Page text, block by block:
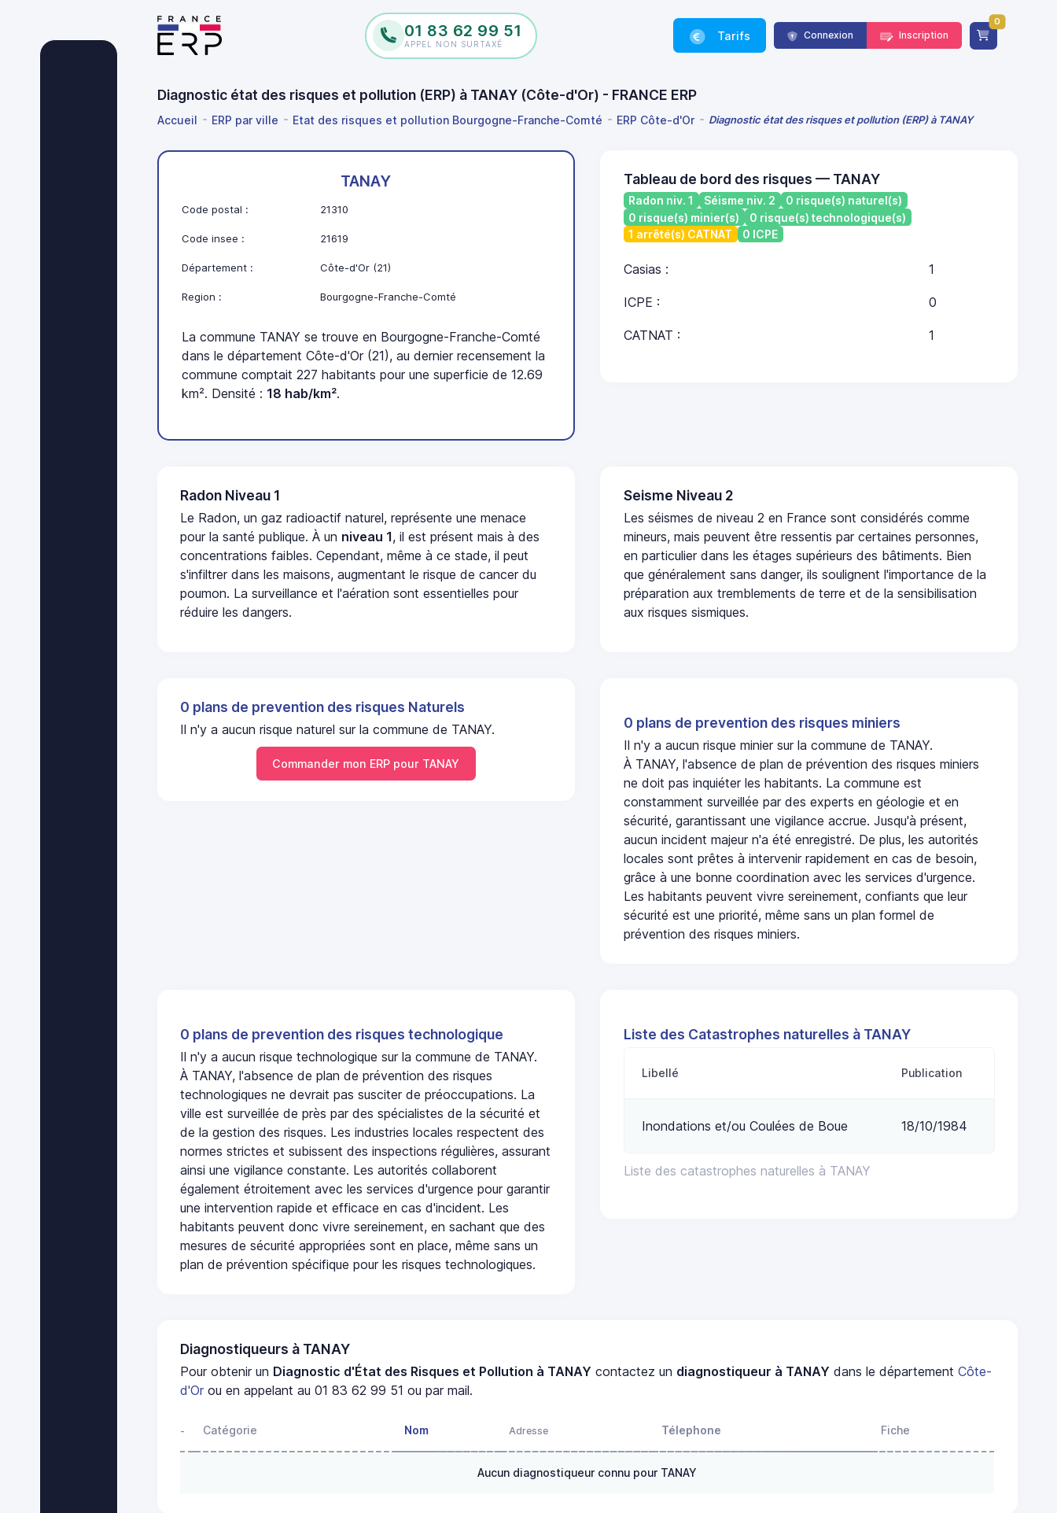
01 83 62 99 51
APPEL NON SURTAXÉ
Tarifs Connexion Inscription
0
Diagnostic état des risques et pollution (ERP) à TANAY (Côte-d'Or) - FRANCE ERP
Accueil ERP par ville Etat des risques et pollution Bourgogne-Franche-Comté ERP Côte-d'Or Diagnostic état des risques et pollution (ERP) à TANAY
TANAY
Code postal : 21310
Code insee : 21619
Département : Côte-d'Or (21)
Region : Bourgogne-Franche-Comté
La commune TANAY se trouve en Bourgogne-Franche-Comté
dans le département Côte-d'Or (21), au dernier recensement la
commune comptait 227 habitants pour une superficie de 12.69
km². Densité : 18 hab/km².
Tableau de bord des risques — TANAY
Radon niv. 1 Séisme niv. 2
0 risque(s) naturel(s)
0 risque(s) minier(s)
0 risque(s) technologique(s)
1 arrêté(s) CATNAT
0 ICPE
Casias : 1
ICPE : 0
CATNAT : 1
Radon Niveau 1
Le Radon, un gaz radioactif naturel, représente une menace
pour la santé publique. À un niveau 1, il est présent mais à des
concentrations faibles. Cependant, même à ce stade, il peut
s'infiltrer dans les maisons, augmentant le risque de cancer du
poumon. La surveillance et l'aération sont essentielles pour
réduire les dangers.
Seisme Niveau 2
Les séismes de niveau 2 en France sont considérés comme
mineurs, mais peuvent être ressentis par certaines personnes,
en particulier dans les étages supérieurs des bâtiments. Bien
que généralement sans danger, ils soulignent l'importance de la
préparation aux tremblements de terre et de la sensibilisation
aux risques sismiques.
0 plans de prevention des risques Naturels
Il n'y a aucun risque naturel sur la commune de TANAY.
Commander mon ERP pour TANAY
0 plans de prevention des risques miniers
Il n'y a aucun risque minier sur la commune de TANAY.
À TANAY, l'absence de plan de prévention des risques miniers
ne doit pas inquiéter les habitants. La commune est
constamment surveillée par des experts en géologie et en
sécurité, garantissant une vigilance accrue. Jusqu'à présent,
aucun incident majeur n'a été enregistré. De plus, les autorités
locales sont prêtes à intervenir rapidement en cas de besoin,
grâce à une bonne coordination avec les services d'urgence.
Les habitants peuvent vivre sereinement, confiants que leur
sécurité est une priorité, même sans un plan formel de
prévention des risques miniers.
0 plans de prevention des risques technologique
Il n'y a aucun risque technologique sur la commune de TANAY.
À TANAY, l'absence de plan de prévention des risques
technologiques ne devrait pas susciter de préoccupations. La
ville est surveillée de près par des spécialistes de la sécurité et
de la gestion des risques. Les industries locales respectent des
normes strictes et subissent des inspections régulières, assurant
ainsi une vigilance constante. Les autorités collaborent
également étroitement avec les services d'urgence pour garantir
une intervention rapide et efficace en cas d'incident. Les
habitants peuvent donc vivre sereinement, en sachant que des
mesures de sécurité appropriées sont en place, même sans un
plan de prévention spécifique pour les risques technologiques.
Liste des Catastrophes naturelles à TANAY
Liste des catastrophes naturelles à TANAY
Libellé Publication
Inondations et/ou Coulées de Boue 18/10/1984
Diagnostiqueurs à TANAY
Pour obtenir un Diagnostic d'État des Risques et Pollution à TANAY contactez un diagnostiqueur à TANAY dans le départementCôte-
d'Or ou en appelant au 01 83 62 99 51 ou par mail.
- Catégorie Nom Adresse Télephone Fiche
Aucun diagnostiqueur connu pour TANAY